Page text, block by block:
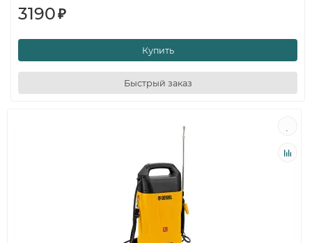
3190₽
Купить
Быстрый заказ